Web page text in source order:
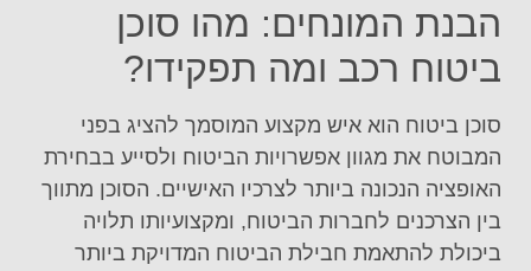
הבנת המונחים: מהו סוכן
ביטוח רכב ומה תפקידו?
סוכן ביטוח הוא איש מקצוע המוסמך להציג בפני
המבוטח את מגוון אפשרויות הביטוח ולסייע בבחירת
האופציה הנכונה ביותר לצרכיו האישיים. הסוכן מתווך
בין הצרכנים לחברות הביטוח, ומקצועיותו תלויה
ביכולת להתאמת חבילת הביטוח המדויקת ביותר